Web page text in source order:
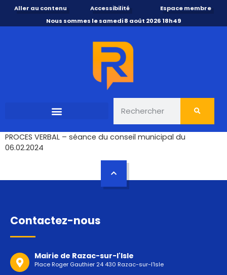
Aller au contenu Accessibilité
Espace membre
Nous sommes le samedi 8 août 2026 18h49
PROCES VERBAL – séance du conseil municipal du
06.02.2024
Contactez-nous
Mairie de Razac-sur-l'Isle
Place Roger Gauthier 24 430 Razac-sur-l'Isle